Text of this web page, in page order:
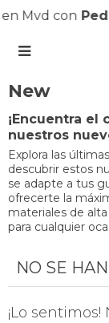
en Mvd con

New
¡Encuentra
nuestros
Explora las
descubrir estos
se adapte a tus
ofrecerte la
materiales de
para cualquier
NO SE
¡Lo